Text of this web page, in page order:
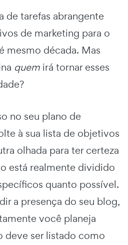
de tarefas abrangente
de marketing para o
mesmo década. Mas
quem irá tornar esses
no seu plano de
à sua lista de objetivos
olhada para ter certeza
está realmente dividido
quanto possível.
a presença do seu blog,
você planeja
deve ser listado como